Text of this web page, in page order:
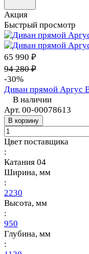
Акция
Быстрый просмотр
65 990 ₽
94 280 ₽
-30%
Диван прямой Аргус
В наличии
Арт. 00-00078613
В корзину
Цвет поставщика
:
Катания 04
Ширина, мм
:
2230
Высота, мм
:
950
Глубина, мм
: